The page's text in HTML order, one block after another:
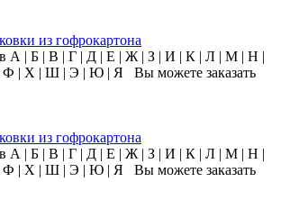
из гофрокартона
А | Б | В | Г | Д | Е | Ж | З | И | К | Л | М | Н |
| Х | Ш | Э | Ю | Я Вы можете заказать
из гофрокартона
А | Б | В | Г | Д | Е | Ж | З | И | К | Л | М | Н |
| Х | Ш | Э | Ю | Я Вы можете заказать